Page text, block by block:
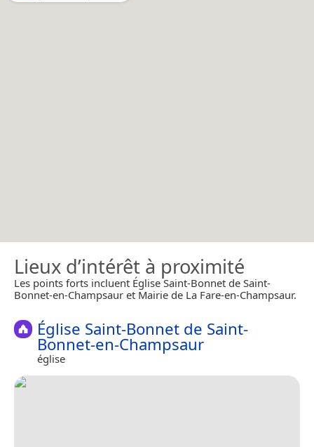
Lieux d’intérêt à proximité
Les points forts incluent Église Saint-Bonnet de Saint-
Bonnet-en-Champsaur et Mairie de La Fare-en-Champsaur.
Église Saint-Bonnet de Saint-
Bonnet-en-Champsaur
église